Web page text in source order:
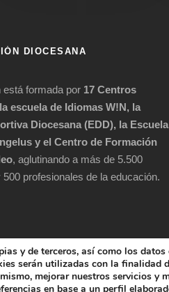
DIOCESANA
está formada por 17 Centros
escuela de Idiomas W!N, la
Diocesana (EDD), la Escuela
y el Centro de Formación
, aglutinando a más de 5.500
profesionales de la educación.
COPYRIGHT 2025
y de terceros, así como los
serán utilizadas con la finalidad
mejorar nuestros servicios y
en base a un perfil